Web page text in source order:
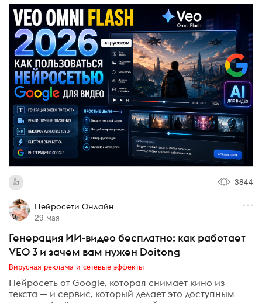
3844
Нейросети Онлайн
29 мая
Генерация ИИ-видео бесплатно: как работает
VEO 3 и зачем вам нужен Doitong
Вирусная реклама и сетевые эффекты
Нейросеть от Google, которая снимает кино из
текста — и сервис, который делает это доступным